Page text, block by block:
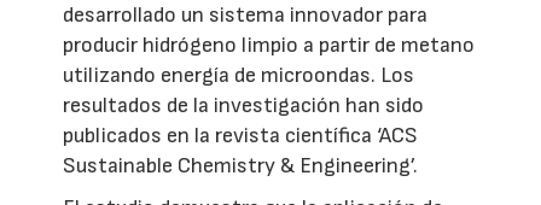
desarrollado un sistema innovador para
producir hidrógeno limpio a partir de metano
utilizando energía de microondas. Los
resultados de la investigación han sido
publicados en la revista científica ‘ACS
Sustainable Chemistry & Engineering’.